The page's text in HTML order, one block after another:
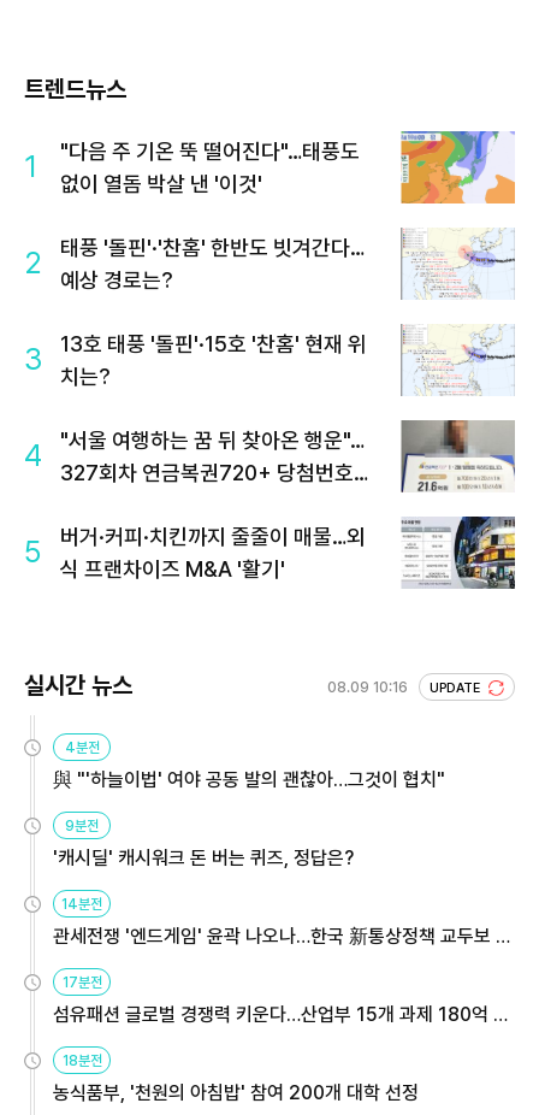
트렌드뉴스
1
"다음 주 기온 뚝 떨어진다"…태풍도
없이 열돔 박살 낸 '이것'
2
태풍 '돌핀'·'찬홈' 한반도 빗겨간다…
예상 경로는?
3
13호 태풍 '돌핀'·15호 '찬홈' 현재 위
치는?
4
"서울 여행하는 꿈 뒤 찾아온 행운"…
327회차 연금복권720+ 당첨번호조
5
버거·커피·치킨까지 줄줄이 매물…외
식 프랜차이즈 M&A '활기'
실시간 뉴스 08.09 10:16 UPDATE
4분전
與 "'하늘이법' 여야 공동 발의 괜찮아…그것이 협치"
9분전
'캐시딜' 캐시워크 돈 버는 퀴즈, 정답은?
14분전
관세전쟁 '엔드게임' 윤곽 나오나…한국 新통상정책 교두보 활
17분전
섬유패션 글로벌 경쟁력 키운다…산업부 15개 과제 180억 지
18분전
농식품부, '천원의 아침밥' 참여 200개 대학 선정